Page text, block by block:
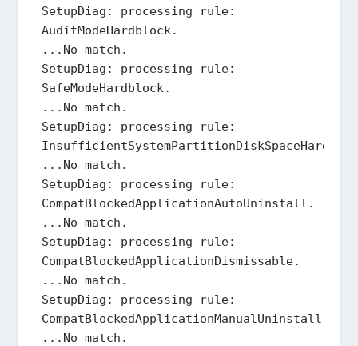
SetupDiag: processing rule:
AuditModeHardblock.
...No match.
SetupDiag: processing rule:
SafeModeHardblock.
...No match.
SetupDiag: processing rule:
...No match.
SetupDiag: processing rule:
CompatBlockedApplicationAutoUninstall.
...No match.
SetupDiag: processing rule:
CompatBlockedApplicationDismissable.
...No match.
SetupDiag: processing rule:
CompatBlockedApplicationManualUninstall.
...No match.